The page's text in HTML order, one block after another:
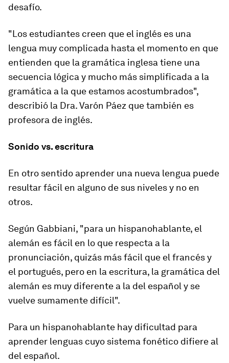
desafío.
"Los estudiantes creen que el inglés es una
lengua muy complicada hasta el momento en que
entienden que la gramática inglesa tiene una
secuencia lógica y mucho más simplificada a la
gramática a la que estamos acostumbrados",
describió la Dra. Varón Páez que también es
profesora de inglés.
Sonido vs. escritura
En otro sentido aprender una nueva lengua puede
resultar fácil en alguno de sus niveles y no en
otros.
Según Gabbiani, "para un hispanohablante, el
alemán es fácil en lo que respecta a la
pronunciación, quizás más fácil que el francés y
el portugués, pero en la escritura, la gramática del
alemán es muy diferente a la del español y se
vuelve sumamente difícil".
Para un hispanohablante hay dificultad para
aprender lenguas cuyo sistema fonético difiere al
del español.